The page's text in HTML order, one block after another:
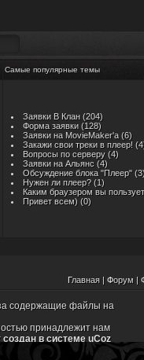
Самые популярные темы
Заявки В Клан (204)
Форма заявки (128)
Заявки на MovieMaker'a (6)
Закажи свои треки в плеер!
Вопросы по серверу (4)
Заявки на Альянс (4)
Обсуждение блока "Плеер"
Нужен ли плеер? (1)
Каким браузером вы
Привет всем) (0)
Главная | Форум |
содержащие файлы на
принадлежит нам
создан в системе uCoz